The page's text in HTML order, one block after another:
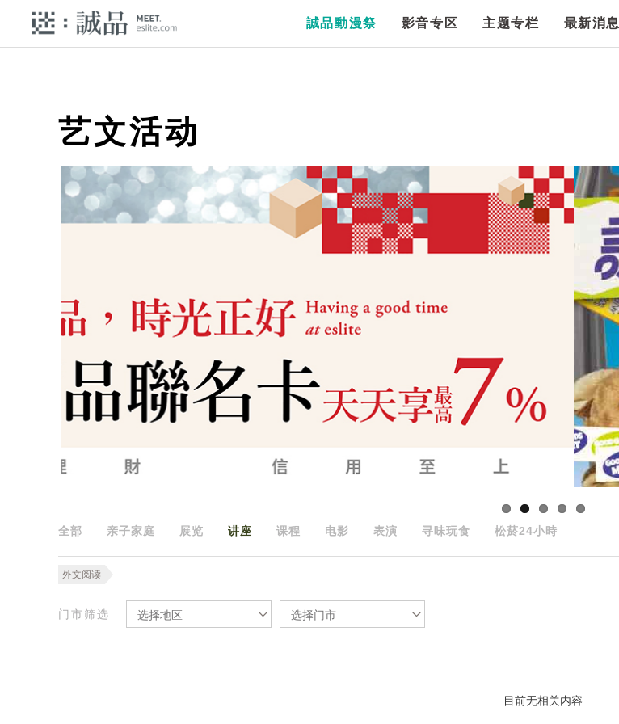
誠品動漫祭 影音专区 主题专栏 最新消息
艺文活动
全部 亲子家庭 展览 讲座 课程 电影 表演 寻味玩食 松菸24小時
外文阅读
门市筛选 选择地区 选择门市
目前无相关内容